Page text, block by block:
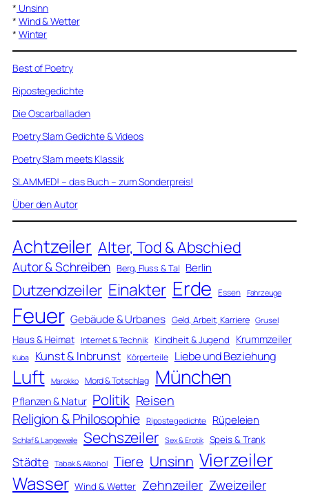
* Unsinn
* Wind & Wetter
* Winter
Best of Poetry
Ripostegedichte
Die Oscarballaden
Poetry Slam Gedichte & Videos
Poetry Slam meets Klassik
SLAMMED! – das Buch – zum Sonderpreis!
Über den Autor
Achtzeiler Alter, Tod & Abschied
Autor & Schreiben Berg, Fluss & Tal Berlin
Dutzendzeiler Einakter Erde Essen Fahrzeuge
Feuer Gebäude & Urbanes Geld, Arbeit, Karriere Grusel
Haus & Heimat Internet & Technik Kindheit & Jugend Krummzeiler
Kuba Kunst & Inbrunst Körperteile Liebe und Beziehung
Luft Marokko Mord & Totschlag München
Pflanzen & Natur Politik Reisen
Religion & Philosophie Ripostegedichte Rüpeleien
Schlaf & Langeweile Sechszeiler Sex & Erotik Speis & Trank
Städte Tabak & Alkohol Tiere Unsinn Vierzeiler
Wasser Wind & Wetter Zehnzeiler Zweizeiler